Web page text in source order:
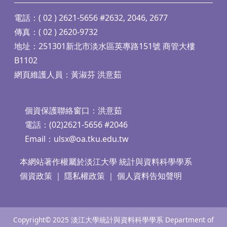
電話：( 02 ) 2621-5656 #2632, 2046, 2677
傳真：( 02 ) 2620-9732
地址：251301新北市淡水區英專路151號 商管大樓
B1102
網頁維護人員：黃淑芬 洪意茹
個資保護聯絡窗口：洪意茹
電話：(02)2621-5656 #2046
Email： ulsx@oa.tku.edu.tw
本網站著作權屬於淡江大學 統計與資料科學學系
個資政策｜ 隱私權政策｜ 個人資料告知聲明
Copyright© 2025 淡江大學統計與資料科學學系 Department of